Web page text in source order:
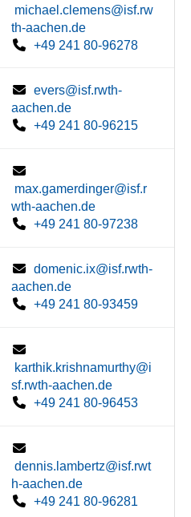
michael.clemens@isf.rw
th-aachen.de
+49 241 80-96278
evers@isf.rwth-
aachen.de
+49 241 80-96215
max.gamerdinger@isf.r
wth-aachen.de
+49 241 80-97238
domenic.ix@isf.rwth-
aachen.de
+49 241 80-93459
karthik.krishnamurthy@i
sf.rwth-aachen.de
+49 241 80-96453
dennis.lambertz@isf.rwt
h-aachen.de
+49 241 80-96281